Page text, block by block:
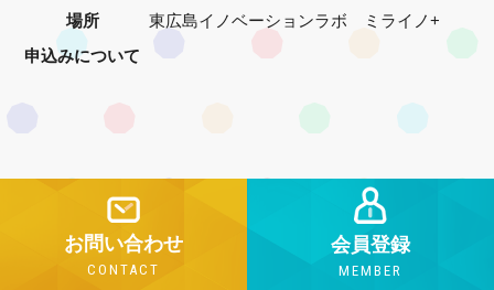
場所
東広島イノベーションラボ ミライノ+
申込みについて
お問い合わせ
CONTACT
会員登録
MEMBER